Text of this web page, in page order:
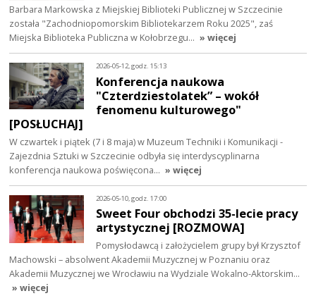
Barbara Markowska z Miejskiej Biblioteki Publicznej w Szczecinie
została "Zachodniopomorskim Bibliotekarzem Roku 2025", zaś
Miejska Biblioteka Publiczna w Kołobrzegu… » więcej
2026-05-12, godz. 15:13
Konferencja naukowa
"Czterdziestolatek” – wokół
fenomenu kulturowego"
[POSŁUCHAJ]
W czwartek i piątek (7 i 8 maja) w Muzeum Techniki i Komunikacji -
Zajezdnia Sztuki w Szczecinie odbyła się interdyscyplinarna
konferencja naukowa poświęcona… » więcej
2026-05-10, godz. 17:00
Sweet Four obchodzi 35-lecie pracy
artystycznej [ROZMOWA]
Pomysłodawcą i założycielem grupy był Krzysztof
Machowski – absolwent Akademii Muzycznej w Poznaniu oraz
Akademii Muzycznej we Wrocławiu na Wydziale Wokalno-Aktorskim…
» więcej